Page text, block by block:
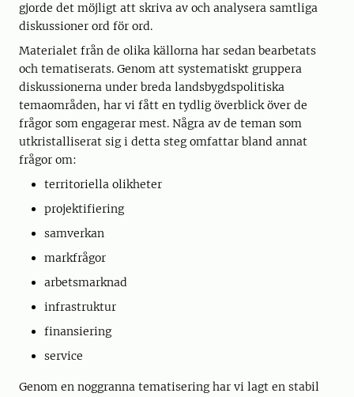
gjorde det möjligt att skriva av och analysera samtliga
diskussioner ord för ord.
Materialet från de olika källorna har sedan bearbetats
och tematiserats. Genom att systematiskt gruppera
diskussionerna under breda landsbygdspolitiska
temaområden, har vi fått en tydlig överblick över de
frågor som engagerar mest. Några av de teman som
utkristalliserat sig i detta steg omfattar bland annat
frågor om:
territoriella olikheter
projektifiering
samverkan
markfrågor
arbetsmarknad
infrastruktur
finansiering
service
Genom en noggranna tematisering har vi lagt en stabil